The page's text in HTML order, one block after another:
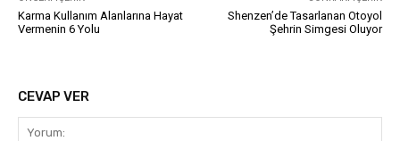
Karma Kullanım Alanlarına Hayat
Vermenin 6 Yolu
Shenzen’de Tasarlanan Otoyol
Şehrin Simgesi Oluyor
CEVAP VER